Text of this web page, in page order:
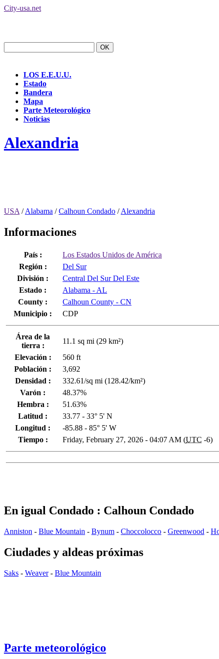
City-usa.net
LOS E.E.U.U.
Estado
Bandera
Mapa
Parte Meteorológico
Noticias
Alexandria
USA /Alabama /Calhoun Condado /Alexandria
Informaciones
País :
Los Estados Unidos de América
Región :
Del Sur
División :
Central Del Sur Del Este
Estado :
Alabama - AL
County :
Calhoun County - CN
Municipio :
CDP
Área de la
tierra :
11.1 sq mi (29 km²)
Elevación :
560 ft
Población :
3,692
Densidad :
332.61/sq mi (128.42/km²)
Varón :
48.37%
Hembra :
51.63%
Latitud :
33.77 - 33° 5' N
Longitud :
-85.88 - 85° 5' W
Tiempo :
Friday, February 27, 2026 - 04:07 AM (UTC -6)
En igual Condado : Calhoun Condado
Anniston - Blue Mountain - Bynum - Choccolocco - Greenwood -
Ciudades y aldeas próximas
Saks - Weaver- Blue Mountain
Parte meteorológico